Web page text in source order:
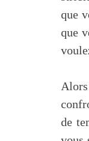
que
que
de